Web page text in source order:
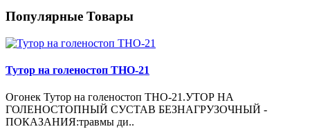
Популярные Товары
Тутор на голеностоп ТНО-21
Огонек Тутор на голеностоп ТНО-21.УТОР НА
ГОЛЕНОСТОПНЫЙ СУСТАВ БЕЗНАГРУЗОЧНЫЙ -
ПОКАЗАНИЯ:травмы ди..